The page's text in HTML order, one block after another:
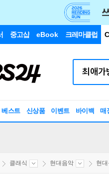
중고샵 eBook 크레마클럽
베스트 신상품 이벤트 바이백 매
클래식 현대음악 현